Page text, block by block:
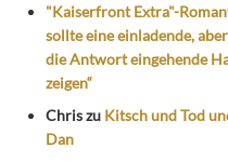
"Kaiserfront Extra"-
sollte eine einladende,
die Antwort eingehende
zeigen“
Chriszu Kitsch und Tod
Dan